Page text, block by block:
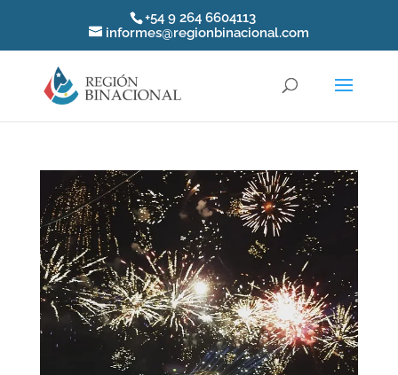
+54 9 264 6604113
informes@regionbinacional.com